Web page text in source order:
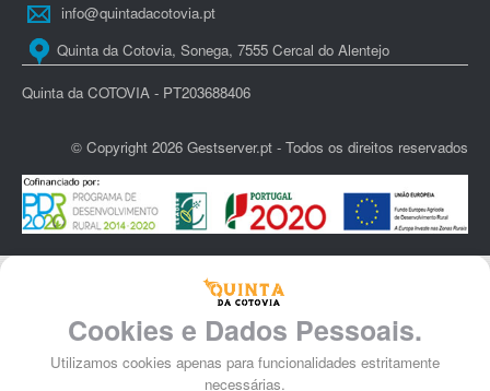
info@quintadacotovia.pt
Quinta da Cotovia, Sonega, 7555 Cercal do Alentejo
Quinta da COTOVIA - PT203688406
© Copyright 2026 Gestserver.pt - Todos os direitos reservados
Cookies e Dados Pessoais.
Utilizamos cookies apenas para funcionalidades estritamente
necessárias.